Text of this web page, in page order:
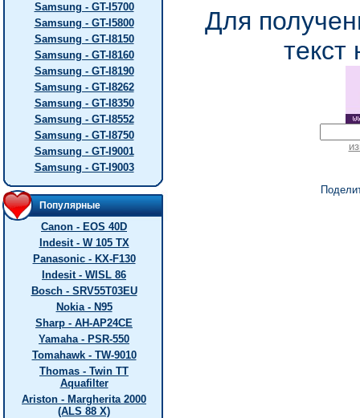
Samsung - GT-I5700
Samsung - GT-I5800
Samsung - GT-I8150
Samsung - GT-I8160
Samsung - GT-I8190
Samsung - GT-I8262
Samsung - GT-I8350
Samsung - GT-I8552
Samsung - GT-I8750
Samsung - GT-I9001
Samsung - GT-I9003
Популярные
Canon - EOS 40D
Indesit - W 105 TX
Panasonic - KX-F130
Indesit - WISL 86
Bosch - SRV55T03EU
Nokia - N95
Sharp - AH-AP24CE
Yamaha - PSR-550
Tomahawk - TW-9010
Thomas - Twin TT
Aquafilter
Ariston - Margherita 2000
(ALS 88 X)
Для
текст